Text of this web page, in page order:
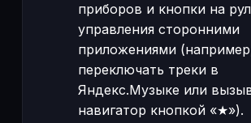
приборов и кнопки на
управления сторонними
приложениями
переключать треки в
Яндекс.Музыке или
навигатор кнопкой «★»).